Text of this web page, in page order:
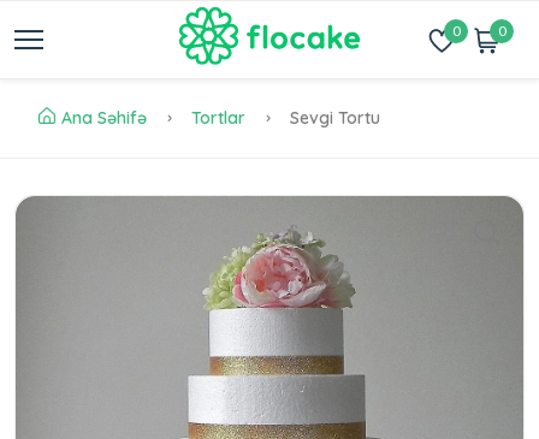
0 0
Ana Səhifə Tortlar Sevgi Tortu